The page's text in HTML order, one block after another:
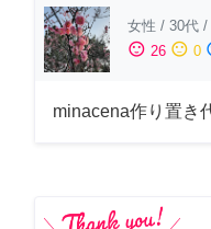
女性 / 30代 /
sentiment_satisfied 26 sentiment_neutral 0
minacena作り置き